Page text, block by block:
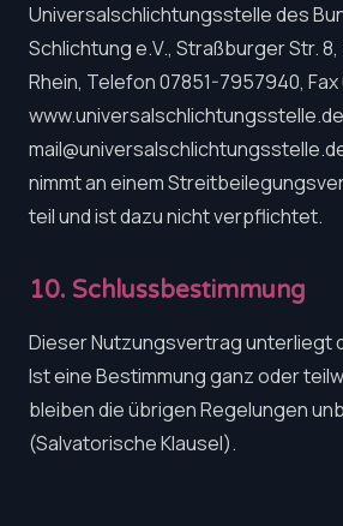
Universalschlichtungsstelle des
Schlichtung e.V., Straßburger Str. 8,
Rhein, Telefon 07851-7957940, Fax
nimmt an einem
teil und ist dazu nicht verpflichtet.
10. Schlussbestimmung
Dieser Nutzungsvertrag unterliegt
Ist eine Bestimmung ganz oder
bleiben die übrigen Regelungen
(Salvatorische Klausel).